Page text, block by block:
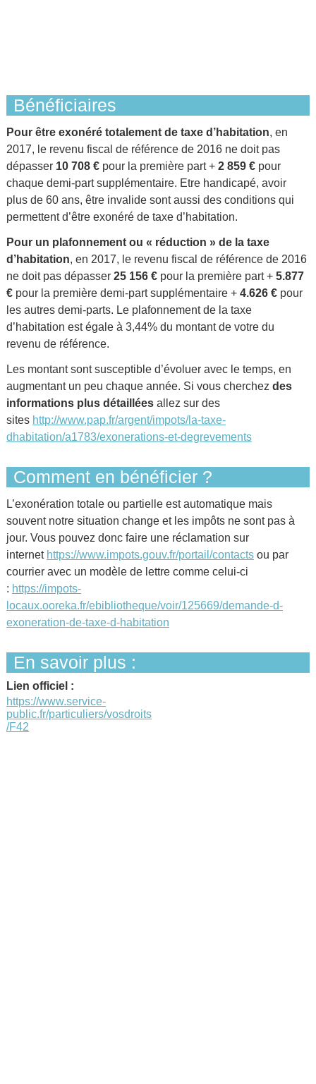
Bénéficiaires
Pour être exonéré totalement de taxe d’habitation, en
2017, le revenu fiscal de référence de 2016 ne doit pas
dépasser 10 708 €pour la première part + 2 859 €pour
chaque demi-part supplémentaire. Etre handicapé, avoir
plus de 60 ans, être invalide sont aussi des conditions qui
permettent d’être exonéré de taxe d’habitation.
Pour un plafonnement ou « réduction » de la taxe
d’habitation, en 2017, le revenu fiscal de référence de 2016
ne doit pas dépasser 25 156 €pour la première part + 5.877
€pour la première demi-part supplémentaire + 4.626 €pour
les autres demi-parts. Le plafonnement de la taxe
d’habitation est égale à 3,44% du montant de votre du
revenu de référence.
Les montant sont susceptible d’évoluer avec le temps, en
augmentant un peu chaque année. Si vous cherchez des
informations plus détailléesallez sur des
sites http://www.pap.fr/argent/impots/la-taxe-
dhabitation/a1783/exonerations-et-degrevements
Comment en bénéficier ?
L’exonération totale ou partielle est automatique mais
souvent notre situation change et les impôts ne sont pas à
jour. Vous pouvez donc faire une réclamation sur
internet https://www.impots.gouv.fr/portail/contactsou par
courrier avec un modèle de lettre comme celui-ci
: https://impots-
locaux.ooreka.fr/ebibliotheque/voir/125669/demande-d-
exoneration-de-taxe-d-habitation
En savoir plus :
Lien officiel :
https://www.service-
public.fr/particuliers/vosdroits
/F42